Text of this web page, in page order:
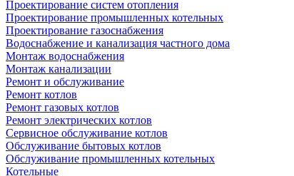
Проектирование систем отопления
Проектирование промышленных котельных
Проектирование газоснабжения
Водоснабжение и канализация частного дома
Монтаж водоснабжения
Монтаж канализации
Ремонт и обслуживание
Ремонт котлов
Ремонт газовых котлов
Ремонт электрических котлов
Сервисное обслуживание котлов
Обслуживание бытовых котлов
Обслуживание промышленных котельных
Котельные